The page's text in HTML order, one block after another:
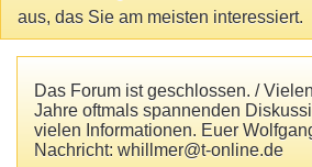
aus, das Sie am meisten interessiert.
Das Forum ist geschlossen. /
Jahre oftmals spannenden
vielen Informationen. Euer
Nachricht: whillmer@t-online.de